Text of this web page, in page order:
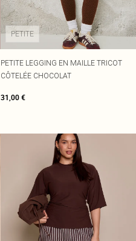
PETITE
PETITE LEGGING EN MAILLE TRICOT
CÔTELÉE CHOCOLAT
31,00 €